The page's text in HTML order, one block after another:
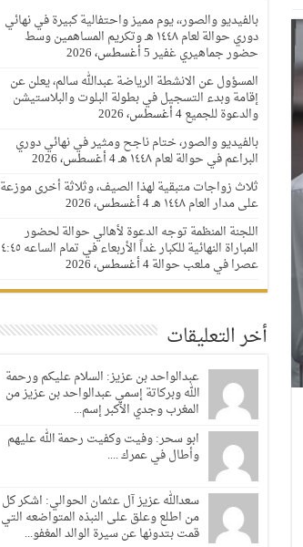
بالفيديو والصور،، يوم مميز واحتفالية كبيرة في نهائي
دوري حوالة لعام ١٤٤٨ هـ وتكريم المساهمين وسط
حضور جماهيري غفير5 أغسطس، 2026
المسؤول عن الانشطة الرياضة عبدالله سالم، يعلن عن
إقامة وبدء التسجيل في بطولة البلوت والبلاستيشن
والدعوة للجميع4 أغسطس، 2026
بالفيديو والصور، ختام ناجح ومثير في نهائي دوري
البراعم في حوالة لعام ١٤٤٨ هـ
4 أغسطس، 2026
ثلاث زواجات متبقية لهذا الصيف، وثلاثة أخرى موزعة
على مدار العام ١٤٤٨ هـ
4 أغسطس، 2026
اللجنة المنظمة توجه الدعوة لأهالي حوالة لحضور
المباراة النهائية للكبار غداً الأربعاء في تمام الساعه ٤:٤٥
عصرا في ملعب حوالة4 أغسطس، 2026
أخر التعليقات
عبدالواحد بن عزيز: السلام عليكم ورحمة
الله وبركاتة إسمي عبدالواحد بن عزيز من
المغرب وجدي الأكبر إسم...
ابو سحر: وفيت وكفيت رحمة الله عليهم
وأطال في عمرك ....
سعدالله عزيز آل عثمان الحوالي: اشكر كل
من اطلع وعلق على النبذه المتواضعه التي
قمت بتدونها عن سيرة الوالد المغفو...